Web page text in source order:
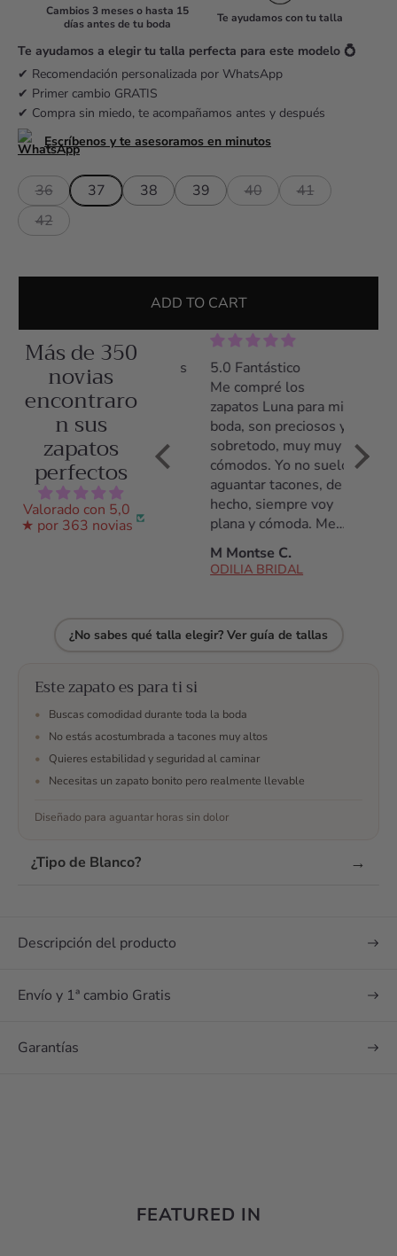
r
i
c
e
Cambios 3 meses o hasta 15
días antes de tu boda
Te ayudamos con tu talla
Te ayudamos a elegir tu talla perfecta para este modelo 💍
✔ Recomendación personalizada por WhatsApp
✔ Primer cambio GRATIS
✔ Compra sin miedo, te acompañamos antes y después
Escríbenos y te asesoramos en minutos
36 37 38 39 40
41
42
ADD TO CART
Más de 350
novias
encontraro
n sus
zapatos
perfectos
Valorado con 5,0
★ por 363 novias
5.0 Zapatos preciosos
y comodísimos
Llevé los zapatos el
día entero y estuve
cómoda desde el
primer momento
hasta el último. Los
había llevado
solamente durante
5.0 Fantástico
Me compré los
zapatos Luna para mi
boda, son preciosos y
sobretodo, muy muy
cómodos. Yo no suelo
aguantar tacones, de
hecho, siempre voy
plana y cómoda. Me
daba miedo no
aguantarlos pero son
estuve hablando con
resolvieron todas mis
en todo momento a
escojer y finalmente
me decidí. No me
arrepiento y son los
podía tener para mi
M Montse C.
ODILIA BRIDAL
poco
¿No sabes qué talla elegir? Ver guía de tallas
Este zapato es para ti si
•
Buscas comodidad durante toda la boda
•
No estás acostumbrada a tacones muy altos
•
Quieres estabilidad y seguridad al caminar
•
Necesitas un zapato bonito pero realmente llevable
Diseñado para aguantar horas sin dolor
¿Tipo de Blanco? →
Descripción del producto
Envío y 1ª cambio Gratis
Garantías
FEATURED IN